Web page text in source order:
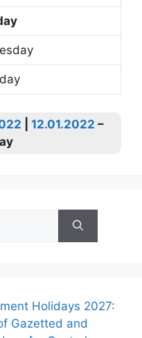
12.01.2022 –
Holidays 2027:
Gazetted and